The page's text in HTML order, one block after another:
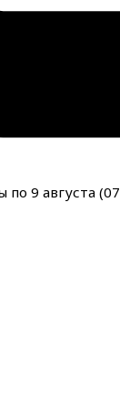
по 9 августа (07